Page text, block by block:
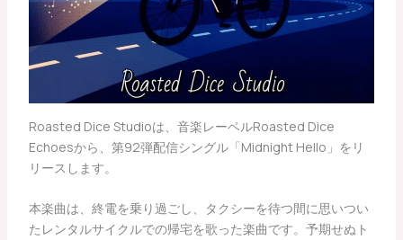
Roasted Dice Studioは、音楽レーベルRoasted Dice
Echoesから、第92弾配信シングル「Midnight Hello」をリ
リースします。
本楽曲は、終電を乗り過ごし、タクシーを待つ間に思いつい
たレンタルサイクルでの帰宅を歌った楽曲です。予期せぬト